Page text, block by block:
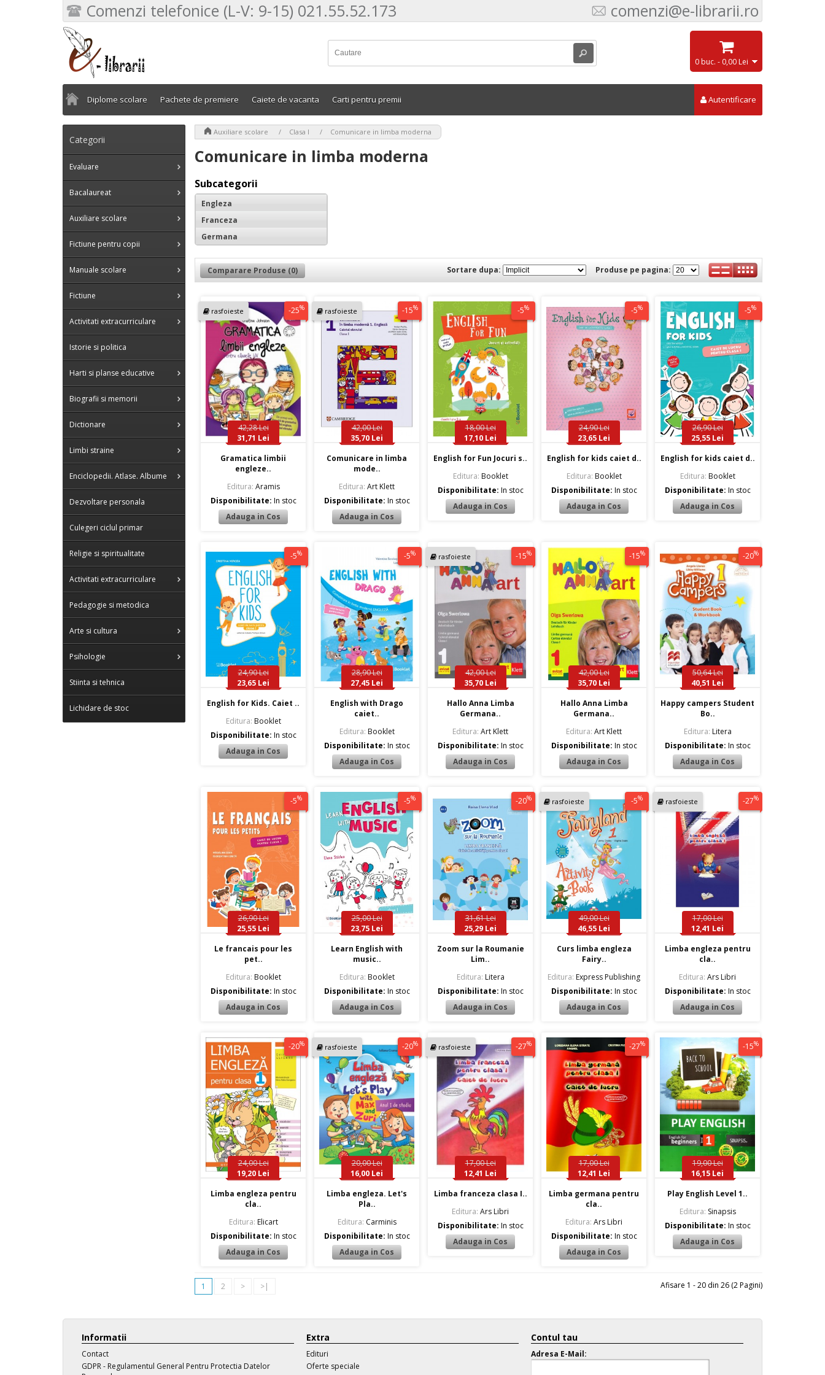
Comenzi telefonice (L-V: 9-15) 021.55.52.173 comenzi@e-librarii.ro
0 buc. - 0,00 Lei
Diplome scolare Pachete de premiere Caiete de vacanta Carti pentru premii Autentificare
Categorii
Evaluare
Bacalaureat
Auxiliare scolare
Fictiune pentru copii
Manuale scolare
Fictiune
Activitati extracurriculare
Istorie si politica
Harti si planse educative
Biografii si memorii
Dictionare
Limbi straine
Enciclopedii. Atlase. Albume
Dezvoltare personala
Culegeri ciclul primar
Religie si spiritualitate
Activitati extracurriculare
Pedagogie si metodica
Arte si cultura
Psihologie
Stiinta si tehnica
Lichidare de stoc
Auxiliare scolare Clasa I Comunicare in limba moderna
Comunicare in limba moderna
Subcategorii
Engleza
Franceza
Germana
Comparare Produse (0) Produse pe pagina:
Sortare dupa:
rasfoieste -25%
42,28 Lei
31,71 Lei
Gramatica limbii
engleze..
Editura: Aramis
Disponibilitate: In stoc
rasfoieste -15%
42,00 Lei
35,70 Lei
Comunicare in limba
mode..
Editura: Art Klett
Disponibilitate: In stoc
-5%
18,00 Lei
17,10 Lei
English for Fun Jocuri s..
Editura: Booklet
Disponibilitate: In stoc
-5%
24,90 Lei
23,65 Lei
English for kids caiet d..
Editura: Booklet
Disponibilitate: In stoc
-5%
26,90 Lei
25,55 Lei
English for kids caiet d..
Editura: Booklet
Disponibilitate: In stoc
-5%
24,90 Lei
23,65 Lei
English for Kids. Caiet ..
Editura: Booklet
Disponibilitate: In stoc
-5%
28,90 Lei
27,45 Lei
English with Drago
caiet..
Editura: Booklet
Disponibilitate: In stoc
rasfoieste -15%
42,00 Lei
35,70 Lei
Hallo Anna Limba
Germana..
Editura: Art Klett
Disponibilitate: In stoc
-15%
42,00 Lei
35,70 Lei
Hallo Anna Limba
Germana..
Editura: Art Klett
Disponibilitate: In stoc
-20%
50,64 Lei
40,51 Lei
Happy campers Student
Bo..
Editura: Litera
Disponibilitate: In stoc
-5%
26,90 Lei
25,55 Lei
Le francais pour les
pet..
Editura: Booklet
Disponibilitate: In stoc
-5%
25,00 Lei
23,75 Lei
Learn English with
music..
Editura: Booklet
Disponibilitate: In stoc
-20%
31,61 Lei
25,29 Lei
Zoom sur la Roumanie
Lim..
Editura: Litera
Disponibilitate: In stoc
rasfoieste -5%
49,00 Lei
46,55 Lei
Curs limba engleza
Fairy..
Editura: Express Publishing
Disponibilitate: In stoc
rasfoieste -27%
17,00 Lei
12,41 Lei
Limba engleza pentru
cla..
Editura: Ars Libri
Disponibilitate: In stoc
-20%
24,00 Lei
19,20 Lei
Limba engleza pentru
cla..
Editura: Elicart
Disponibilitate: In stoc
rasfoieste -20%
20,00 Lei
16,00 Lei
Limba engleza. Let's
Pla..
Editura: Carminis
Disponibilitate: In stoc
rasfoieste -27%
17,00 Lei
12,41 Lei
Limba franceza clasa I..
Editura: Ars Libri
Disponibilitate: In stoc
-27%
17,00 Lei
12,41 Lei
Limba germana pentru
cla..
Editura: Ars Libri
Disponibilitate: In stoc
-15%
19,00 Lei
16,15 Lei
Play English Level 1..
Editura: Sinapsis
Disponibilitate: In stoc
1 2 > >| Afisare 1 - 20 din 26 (2 Pagini)
Informatii
Contact
GDPR - Regulamentul General Pentru Protectia Datelor
Extra
Edituri
Oferte speciale
Contul tau
Adresa E-Mail: